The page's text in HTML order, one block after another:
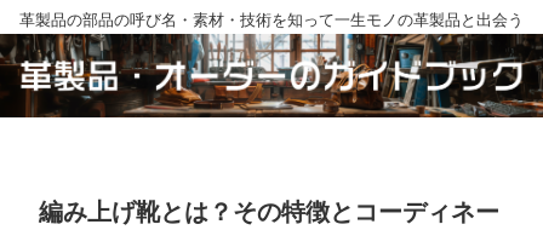
革製品の部品の呼び名・素材・技術を知って一生モノの革製品と出会う
編み上げ靴とは？その特徴とコーディネー